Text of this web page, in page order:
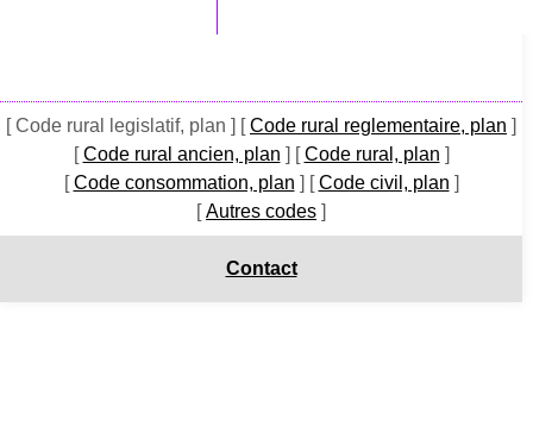
[ Code rural legislatif, plan ] [Code rural reglementaire, plan ]
[Code rural ancien, plan ] [Code rural, plan ]
[Code consommation, plan ] [Code civil, plan ]
[Autres codes ]
Contact